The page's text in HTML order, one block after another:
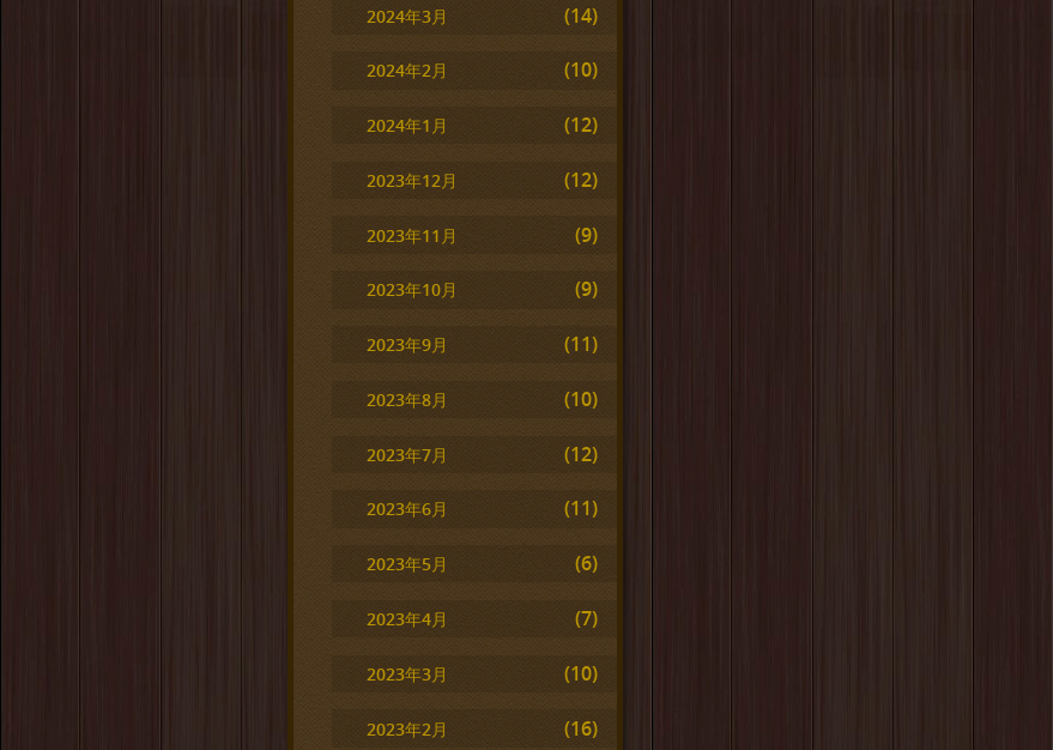
2024年3月 (14)
2024年2月 (10)
2024年1月 (12)
2023年12月 (12)
2023年11月 (9)
2023年10月 (9)
2023年9月 (11)
2023年8月 (10)
2023年7月 (12)
2023年6月 (11)
2023年5月 (6)
2023年4月 (7)
2023年3月 (10)
2023年2月 (16)